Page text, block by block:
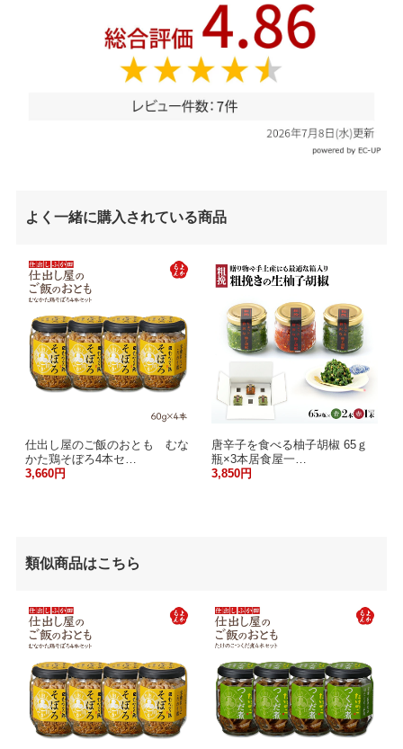
よく一緒に購入されている商品
仕出し屋のご飯のおとも むな
かた鶏そぼろ4本セ…
3,660円
唐辛子を食べる柚子胡椒 65ｇ
瓶×3本居食屋一…
3,850円
類似商品はこちら